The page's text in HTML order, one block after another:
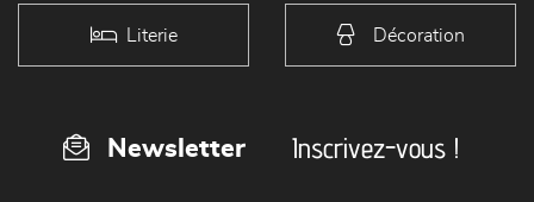
Literie Décoration
Newsletter Inscrivez-vous !